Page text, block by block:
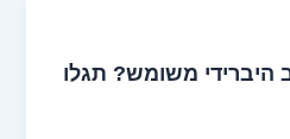
היברידי משומש? תגלו